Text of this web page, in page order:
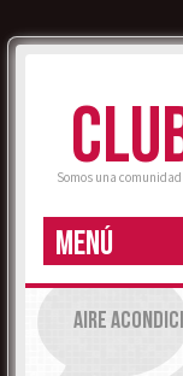
Somos una
MENÚ
AIRE